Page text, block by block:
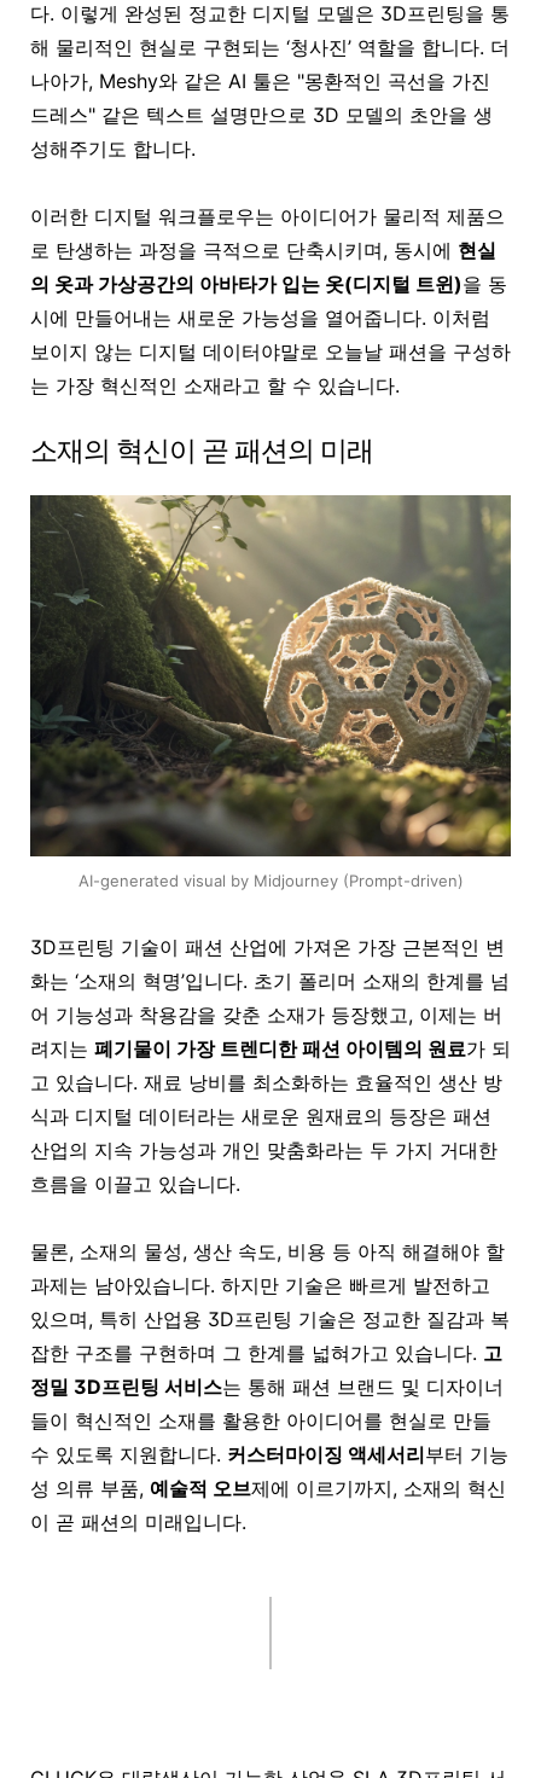
다. 이렇게 완성된 정교한 디지털 모델은 3D프린팅을 통
해 물리적인 현실로 구현되는 ‘청사진’ 역할을 합니다. 더
나아가, Meshy와 같은 AI 툴은 "몽환적인 곡선을 가진
드레스" 같은 텍스트 설명만으로 3D 모델의 초안을 생
성해주기도 합니다.
이러한 디지털 워크플로우는 아이디어가 물리적 제품으
로 탄생하는 과정을 극적으로 단축시키며, 동시에 현실
의 옷과 가상공간의 아바타가 입는 옷(디지털 트윈)을 동
시에 만들어내는 새로운 가능성을 열어줍니다. 이처럼
보이지 않는 디지털 데이터야말로 오늘날 패션을 구성하
는 가장 혁신적인 소재라고 할 수 있습니다.
소재의 혁신이 곧 패션의 미래
AI-generated visual by Midjourney (Prompt-driven)
3D프린팅 기술이 패션 산업에 가져온 가장 근본적인 변
화는 ‘소재의 혁명’입니다. 초기 폴리머 소재의 한계를 넘
어 기능성과 착용감을 갖춘 소재가 등장했고, 이제는 버
려지는 폐기물이 가장 트렌디한 패션 아이템의 원료가 되
고 있습니다. 재료 낭비를 최소화하는 효율적인 생산 방
식과 디지털 데이터라는 새로운 원재료의 등장은 패션
산업의 지속 가능성과 개인 맞춤화라는 두 가지 거대한
흐름을 이끌고 있습니다.
물론, 소재의 물성, 생산 속도, 비용 등 아직 해결해야 할
과제는 남아있습니다. 하지만 기술은 빠르게 발전하고
있으며, 특히 산업용 3D프린팅 기술은 정교한 질감과 복
잡한 구조를 구현하며 그 한계를 넓혀가고 있습니다. 고
정밀 3D프린팅 서비스는 통해 패션 브랜드 및 디자이너
들이 혁신적인 소재를 활용한 아이디어를 현실로 만들
수 있도록 지원합니다. 커스터마이징 액세서리부터 기능
성 의류 부품, 예술적 오브제에 이르기까지, 소재의 혁신
이 곧 패션의 미래입니다.